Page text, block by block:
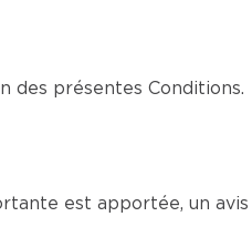
des présentes Conditions.
est apportée, un